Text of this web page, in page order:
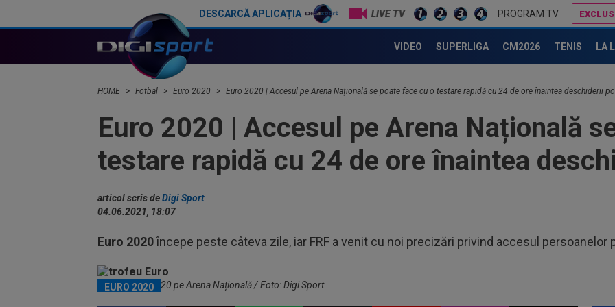
DESCARCĂ APLICAȚIA LIVE TV PROGRAM TV
VIDEO SUPERLIGA CM2026 TENIS LA
HOME Fotbal Euro 2020 Euro 2020 | Accesul pe Arena Națională se poate face cu o testare rapidă cu 24 de ore înaintea deschiderii
Euro 2020 | Accesul pe Arena Națională
testare rapidă cu 24 de ore înaintea
articol scris deDigi Sport
04.06.2021, 18:07
Euro 2020începe peste câteva zile, iar FRF a venit cu noi precizări privind accesul persoanelor
EURO 2020
Trofeul Euro 2020 pe Arena Națională / Foto: Digi Sport